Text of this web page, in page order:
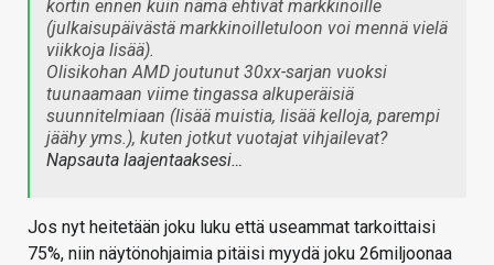
kortin ennen kuin nämä ehtivät markkinoille
(julkaisupäivästä markkinoilletuloon voi mennä vielä
viikkoja lisää).
Olisikohan AMD joutunut 30xx-sarjan vuoksi
tuunaamaan viime tingassa alkuperäisiä
suunnitelmiaan (lisää muistia, lisää kelloja, parempi
jäähy yms.), kuten jotkut vuotajat vihjailevat?
Napsauta laajentaaksesi…
Jos nyt heitetään joku luku että useammat tarkoittaisi
75%, niin näytönohjaimia pitäisi myydä joku 26miljoonaa